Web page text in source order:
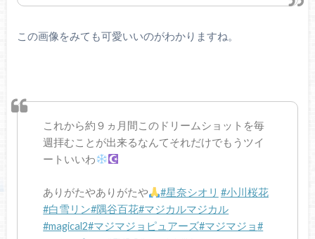
この画像をみても可愛いいのがわかりますね。
これから約９ヵ月間このドリームショットを毎
週拝むことが出来るなんてそれだけでもうツイ
ートいいわ
ありがたやありがたや #星奈シオリ #小川桜花
#白雪リン#隅谷百花#マジカルマジカル
#magical2#マジマジョピュアーズ#マジマジョ#